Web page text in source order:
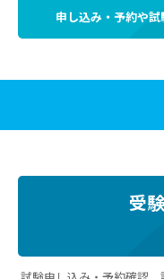
申し込み・予約や
受